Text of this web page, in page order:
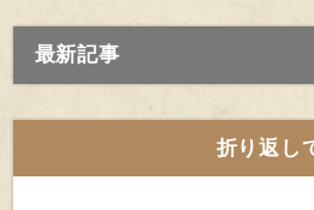
最新記事
折り返し